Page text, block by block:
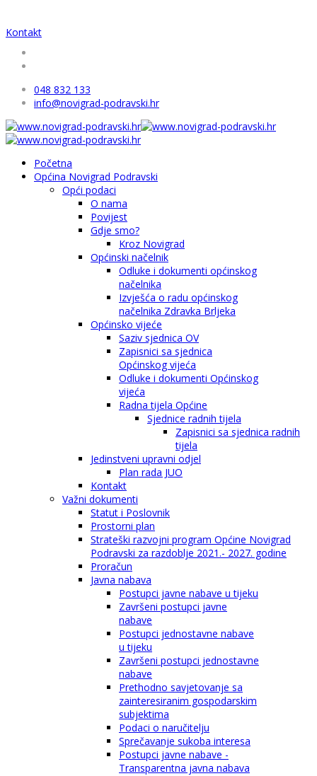
Kontakt
048 832 133
info@novigrad-podravski.hr
Početna
Općina Novigrad Podravski
Opći podaci
O nama
Povijest
Gdje smo?
Kroz Novigrad
Općinski načelnik
Odluke i dokumenti općinskog
načelnika
Izvješća o radu općinskog
načelnika Zdravka Brljeka
Općinsko vijeće
Saziv sjednica OV
Zapisnici sa sjednica
Općinskog vijeća
Odluke i dokumenti Općinskog
vijeća
Radna tijela Općine
Sjednice radnih tijela
Zapisnici sa sjednica radnih
tijela
Jedinstveni upravni odjel
Plan rada JUO
Kontakt
Važni dokumenti
Statut i Poslovnik
Prostorni plan
Strateški razvojni program Općine Novigrad
Podravski za razdoblje 2021.- 2027. godine
Proračun
Javna nabava
Postupci javne nabave u tijeku
Završeni postupci javne
nabave
Postupci jednostavne nabave
u tijeku
Završeni postupci jednostavne
nabave
Prethodno savjetovanje sa
zainteresiranim gospodarskim
subjektima
Podaci o naručitelju
Sprečavanje sukoba interesa
Postupci javne nabave -
Transparentna javna nabava